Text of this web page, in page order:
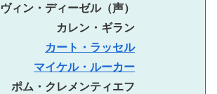
ィン・ディーゼル（声）
　　　　カレン・ギラン
カート・ラッセル
： マイケル・ルーカー
ポム・クレメンティエフ